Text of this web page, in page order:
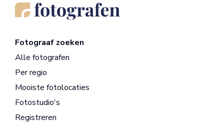
Fotograaf zoeken
Alle fotografen
Per regio
Mooiste fotolocaties
Fotostudio's
Registreren